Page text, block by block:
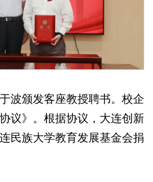
波颁发客座教授聘书。校企
议》。根据协议，大连创新
民族大学教育发展基金会捐